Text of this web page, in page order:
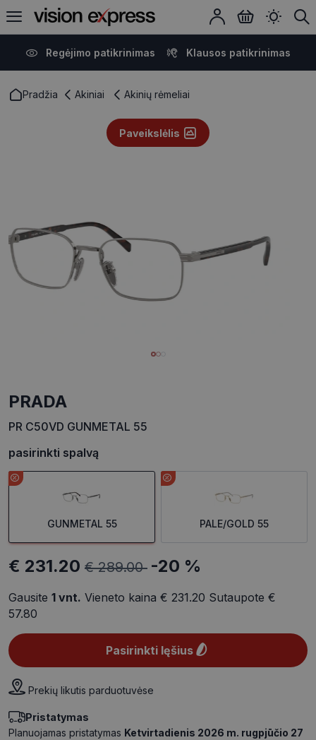
Regėjimo patikrinimas Klausos patikrinimas
Pradžia Akiniai Akinių rėmeliai
Paveikslėlis
PRADA
PR C50VD GUNMETAL 55
pasirinkti spalvą
GUNMETAL 55 PALE/GOLD 55
€ 231.20 € 289.00 -20 %
Gausite 1 vnt. Vieneto kaina € 231.20 Sutaupote €
57.80
Pasirinkti lęšius
Prekių likutis parduotuvėse
Pristatymas
Planuojamas pristatymas Ketvirtadienis 2026 m. rugpjūčio 27